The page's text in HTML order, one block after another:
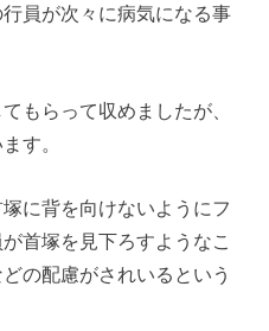
員が次々に病気になる事
もらって収めましたが、
す。
に背を向けないようにフ
首塚を見下ろすようなこ
の配慮がされいるという